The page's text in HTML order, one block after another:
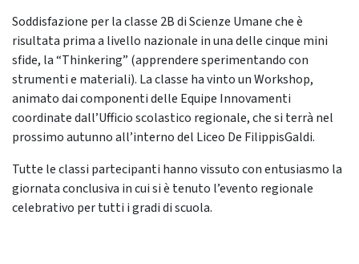
Soddisfazione per la classe 2B di Scienze Umane che è
risultata prima a livello nazionale in una delle cinque mini
sfide, la “Thinkering” (apprendere sperimentando con
strumenti e materiali). La classe ha vinto un Workshop,
animato dai componenti delle Equipe Innovamenti
coordinate dall’Ufficio scolastico regionale, che si terrà nel
prossimo autunno all’interno del Liceo De FilippisGaldi.
Tutte le classi partecipanti hanno vissuto con entusiasmo la
giornata conclusiva in cui si è tenuto l’evento regionale
celebrativo per tutti i gradi di scuola.